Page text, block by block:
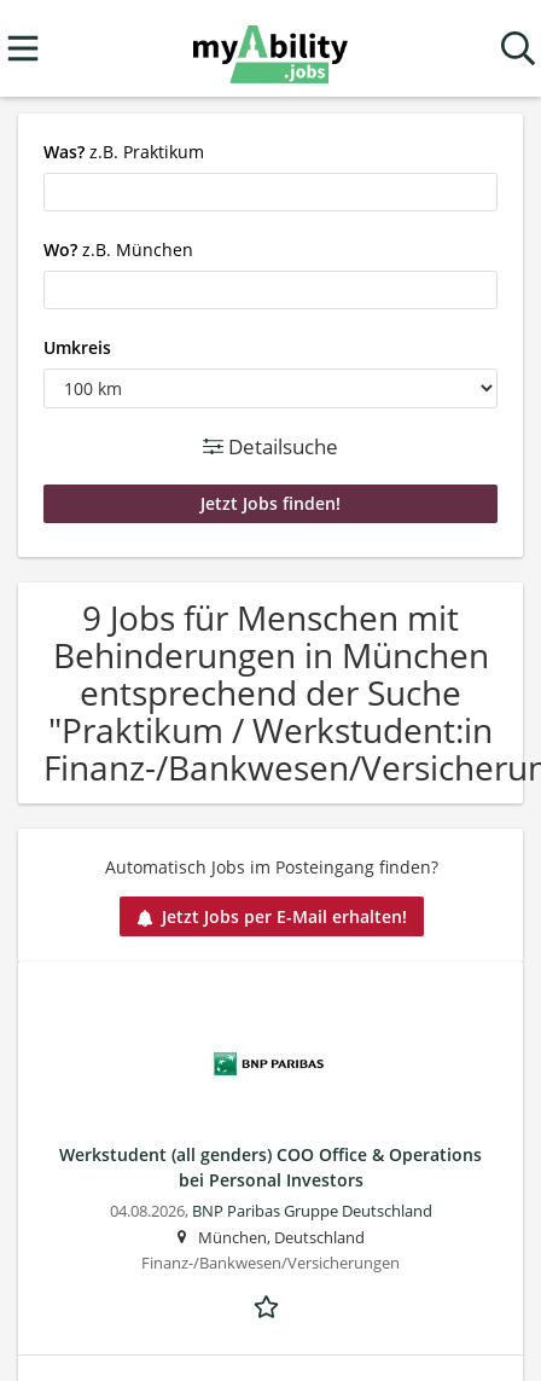
Was? z.B. Praktikum
Wo? z.B. München
Umkreis
Detailsuche
9 Jobs für Menschen mit
Behinderungen in München
entsprechend der Suche
"Praktikum / Werkstudent:in
Finanz-/Bankwesen/
Automatisch Jobs im Posteingang finden?
Jetzt Jobs per E-Mail erhalten!
Werkstudent (all genders) COO Office & Operations
bei Personal Investors
04.08.2026, BNP Paribas Gruppe Deutschland
München, Deutschland
Finanz-/Bankwesen/Versicherungen